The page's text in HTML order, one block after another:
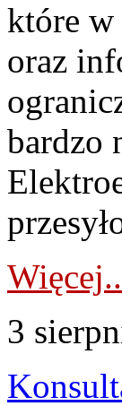
które w
oraz
bardzo
3